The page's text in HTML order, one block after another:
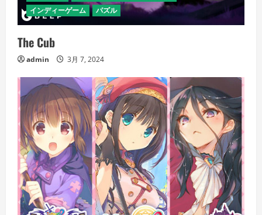
インディーゲーム
パズル
The Cub
admin 3月 7, 2024